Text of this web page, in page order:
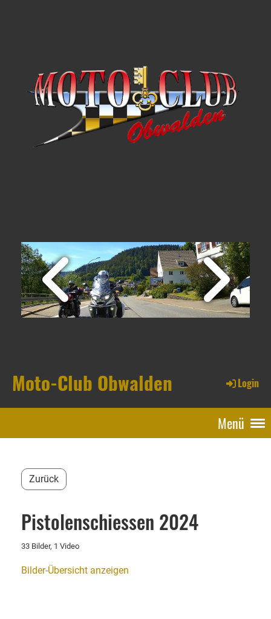
Moto-Club Obwalden Login
Menü
Zurück
Pistolenschiessen 2024
33 Bilder, 1 Video
Bilder-Übersicht anzeigen